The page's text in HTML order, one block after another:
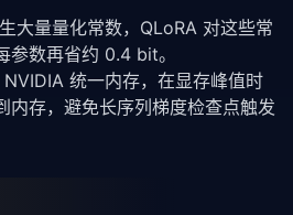
大量量化常数，QLoRA 对这些常
参数再省约 0.4 bit。
统一内存，在显存峰值时
内存，避免长序列梯度检查点触发